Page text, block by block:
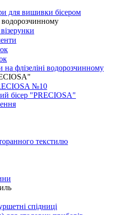
для вишивки бісером
водорозчинному
на флізеліні водорозчинному
№10
бісер "PRECIOSA"
текстилю
спідниці